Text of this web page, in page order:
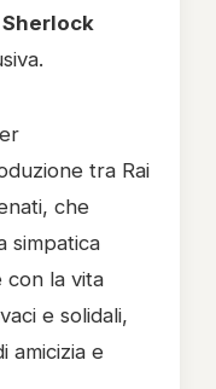
tra Rai
che
simpatica
con la vita
e solidali,
amicizia e